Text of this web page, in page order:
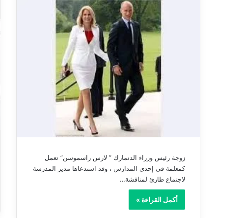
زوجة رئيس وزراء الدنمارك ” لارس راسموسن” تعمل
كمعلمة في إحدى المدارس ، وقد استدعاها مدير المدرسة
لاجتماع طارئ لمناقشة…
أكمل القراءة »